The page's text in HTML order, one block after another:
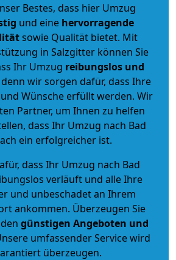
Bestes, dass hier Umzug
und eine hervorragende
sowie Qualität bietet. Mit
in Salzgitter können Sie
Ihr Umzug reibungslos und
wir sorgen dafür, dass Ihre
Wünsche erfüllt werden. Wir
Partner, um Ihnen zu helfen
dass Ihr Umzug nach Bad
ein erfolgreicher ist.
dass Ihr Umzug nach Bad
verläuft und alle Ihre
und unbeschadet an Ihrem
ankommen. Überzeugen Sie
günstigen Angeboten und
umfassender Service wird
überzeugen.